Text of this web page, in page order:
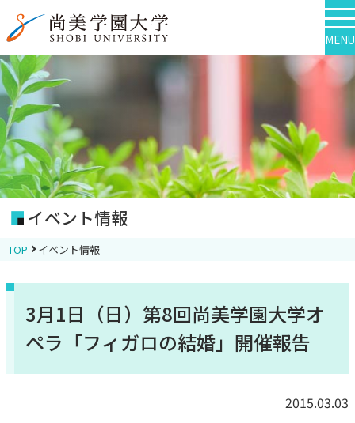
MENU
イベント情報
TOP イベント情報
3月1日（日）第8回尚美学園大学オ
ペラ「フィガロの結婚」開催報告
2015.03.03